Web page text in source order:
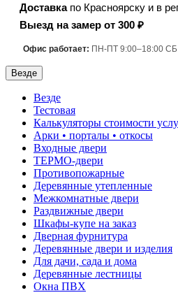
Доставкапо Красноярску и в
Выезд на замер от 300 ₽
Офис работает: ПН-ПТ 9:00–18:00
Везде
Везде
Тестовая
Калькуляторы стоимости
Арки • порталы • откосы
Входные двери
ТЕРМО-двери
Противопожарные
Деревянные утепленные
Межкомнатные двери
Раздвижные двери
Шкафы-купе на заказ
Дверная фурнитура
Деревянные двери и изделия
Для дачи, сада и дома
Деревянные лестницы
Окна ПВХ